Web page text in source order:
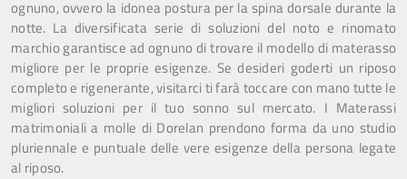
ognuno, ovvero la idonea postura per la spina dorsale durante la
notte. La diversificata serie di soluzioni del noto e rinomato
marchio garantisce ad ognuno di trovare il modello di materasso
migliore per le proprie esigenze. Se desideri goderti un riposo
completo e rigenerante, visitarci ti farà toccare con mano tutte le
migliori soluzioni per il tuo sonno sul mercato. I Materassi
matrimoniali a molle di Dorelan prendono forma da uno studio
pluriennale e puntuale delle vere esigenze della persona legate
al riposo.